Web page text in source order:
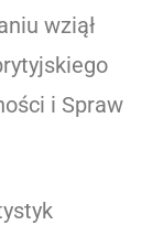
wziął
i Spraw